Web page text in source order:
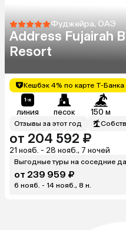
Фуджейра, ОАЭ
Address Fujairah
Resort
Кешбэк 4% по карте Т-Банка
линия песок 150 м
Отзывы за этот год
от 204 592 ₽
21 нояб. - 28 нояб., 7 ночей
Выгодные туры на соседние
от 239 959 ₽
6 нояб. - 14 нояб., 8 н.